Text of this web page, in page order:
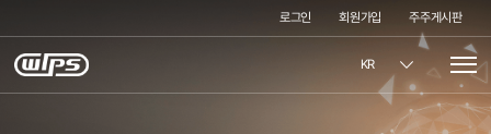
로그인 회원가입 주주게시판
KR